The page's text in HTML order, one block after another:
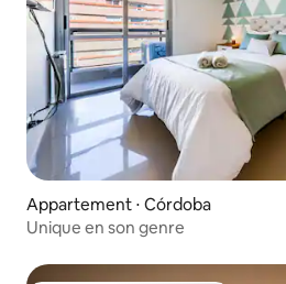
Appartement ⋅ Córdoba
Unique en son genre